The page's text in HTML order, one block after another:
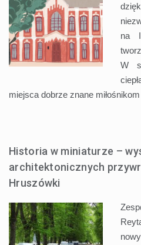
na
W
miejsca dobrze znane miłośnikom
Historia w miniaturze –
architektonicznych
Hruszówki